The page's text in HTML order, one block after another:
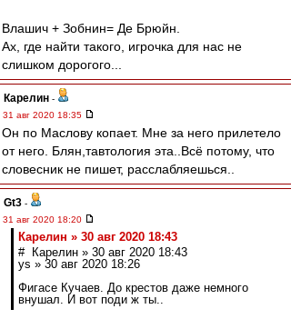
Влашич + Зобнин= Де Брюйн.
Ах, где найти такого, игрочка для нас не
слишком дорогого...
Карелин -
31 авг 2020 18:35
Он по Маслову копает. Мне за него прилетело
от него. Блян,тавтология эта..Всё потому, что
словесник не пишет, расслабляешься..
Gt3 -
31 авг 2020 18:20
Карелин » 30 авг 2020 18:43
# Карелин » 30 авг 2020 18:43
ys » 30 авг 2020 18:26
Фигасе Кучаев. До крестов даже немного
внушал. И вот поди ж ты..